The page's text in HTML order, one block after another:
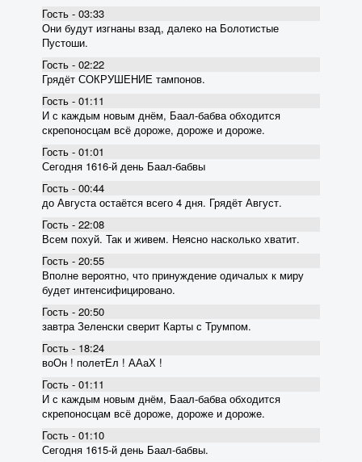
Гость - 03:33
Они будут изгнаны взад, далеко на Болотистые
Пустоши.
Гость - 02:22
Грядёт СОКРУШЕНИЕ тампонов.
Гость - 01:11
И с каждым новым днём, Баал-бабва обходится
скрепоносцам всё дороже, дороже и дороже.
Гость - 01:01
Сегодня 1616-й день Баал-бабвы
Гость - 00:44
до Августа остаётся всего 4 дня. Грядёт Август.
Гость - 22:08
Всем похуй. Так и живем. Неясно насколько хватит.
Гость - 20:55
Вполне вероятно, что принуждение одичалых к миру
будет интенсифицировано.
Гость - 20:50
завтра Зеленски сверит Карты с Трумпом.
Гость - 18:24
воОн ! полетЕл ! ААаХ !
Гость - 01:11
И с каждым новым днём, Баал-бабва обходится
скрепоносцам всё дороже, дороже и дороже.
Гость - 01:10
Сегодня 1615-й день Баал-бабвы.